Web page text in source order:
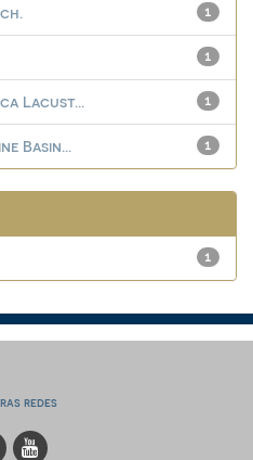
1
1
1
Lacust...
1
Basin...
1
redes